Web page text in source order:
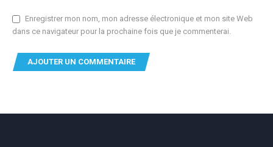
Enregistrer mon nom, mon adresse électronique et mon site Web
dans ce navigateur pour la prochaine fois que je commenterai.